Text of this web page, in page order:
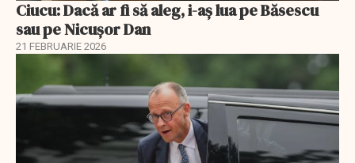
Ciucu: Dacă ar fi să aleg, i-aș lua pe Băsescu
sau pe Nicușor Dan
21 FEBRUARIE 2026